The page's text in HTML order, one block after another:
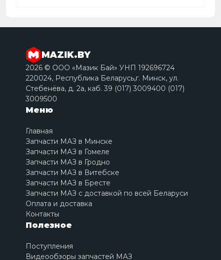
MAZIK.BY
2026 © ООО «Мазик Бай» УНП 192696724
220024, Республика Беларусь,г. Минск, ул.
Стебенёва, д. 2a, каб. 39 (017) 3009400 (017)
3009500
Меню
Главная
Запчасти МАЗ в Минске
Запчасти МАЗ в Гомеле
Запчасти МАЗ в Гродно
Запчасти МАЗ в Витебске
Запчасти МАЗ в Бресте
Запчасти МАЗ с доставкой по всей Беларуси
Оплата и доставка
Контакты
Полезное
Поступления
Видеообзоры запчастей МАЗ